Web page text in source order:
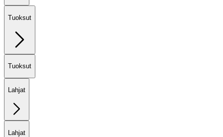
Tuoksut
Tuoksut
Lahjat
Lahjat